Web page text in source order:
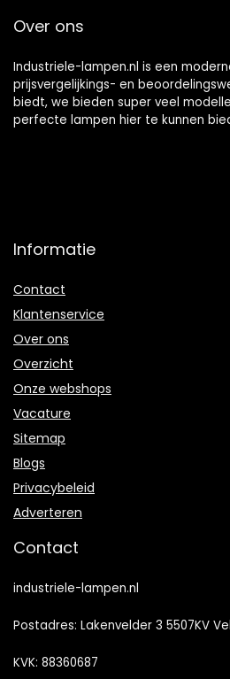
Over ons
Industriele-lampen.nl is een
prijsvergelijkings- en
biedt, we bieden super veel
perfecte lampen hier te kunnen
Informatie
Contact
Klantenservice
Over ons
Overzicht
Onze webshops
Vacature
Sitemap
Blogs
Privacybeleid
Adverteren
Contact
industriele-lampen.nl
Postadres: Lakenvelder 3 5507KV
KVK: 88360687